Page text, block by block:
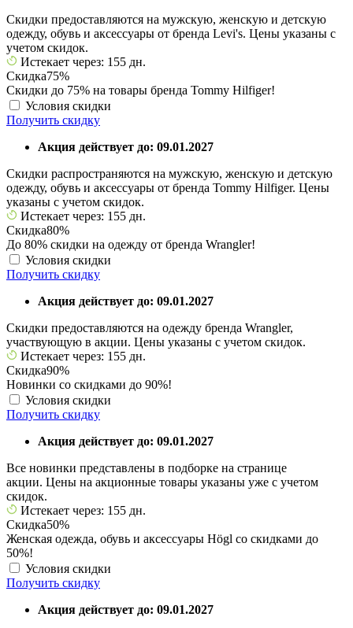
Скидки предоставляются на мужскую, женскую и детскую
одежду, обувь и аксессуары от бренда Levi's. Цены указаны с
учетом скидок.
Истекает через: 155 дн.
Скидка75%
Скидки до 75% на товары бренда Tommy Hilfiger!
Условия скидки
Получить скидку
Акция действует до: 09.01.2027
Скидки распространяются на мужскую, женскую и детскую
одежду, обувь и аксессуары от бренда Tommy Hilfiger. Цены
указаны с учетом скидок.
Истекает через: 155 дн.
Скидка80%
До 80% скидки на одежду от бренда Wrangler!
Условия скидки
Получить скидку
Акция действует до: 09.01.2027
Скидки предоставляются на одежду бренда Wrangler,
участвующую в акции. Цены указаны с учетом скидок.
Истекает через: 155 дн.
Скидка90%
Новинки со скидками до 90%!
Условия скидки
Получить скидку
Акция действует до: 09.01.2027
Все новинки представлены в подборке на странице
акции. Цены на акционные товары указаны уже с учетом
скидок.
Истекает через: 155 дн.
Скидка50%
Женская одежда, обувь и аксессуары Högl со скидками до
50%!
Условия скидки
Получить скидку
Акция действует до: 09.01.2027